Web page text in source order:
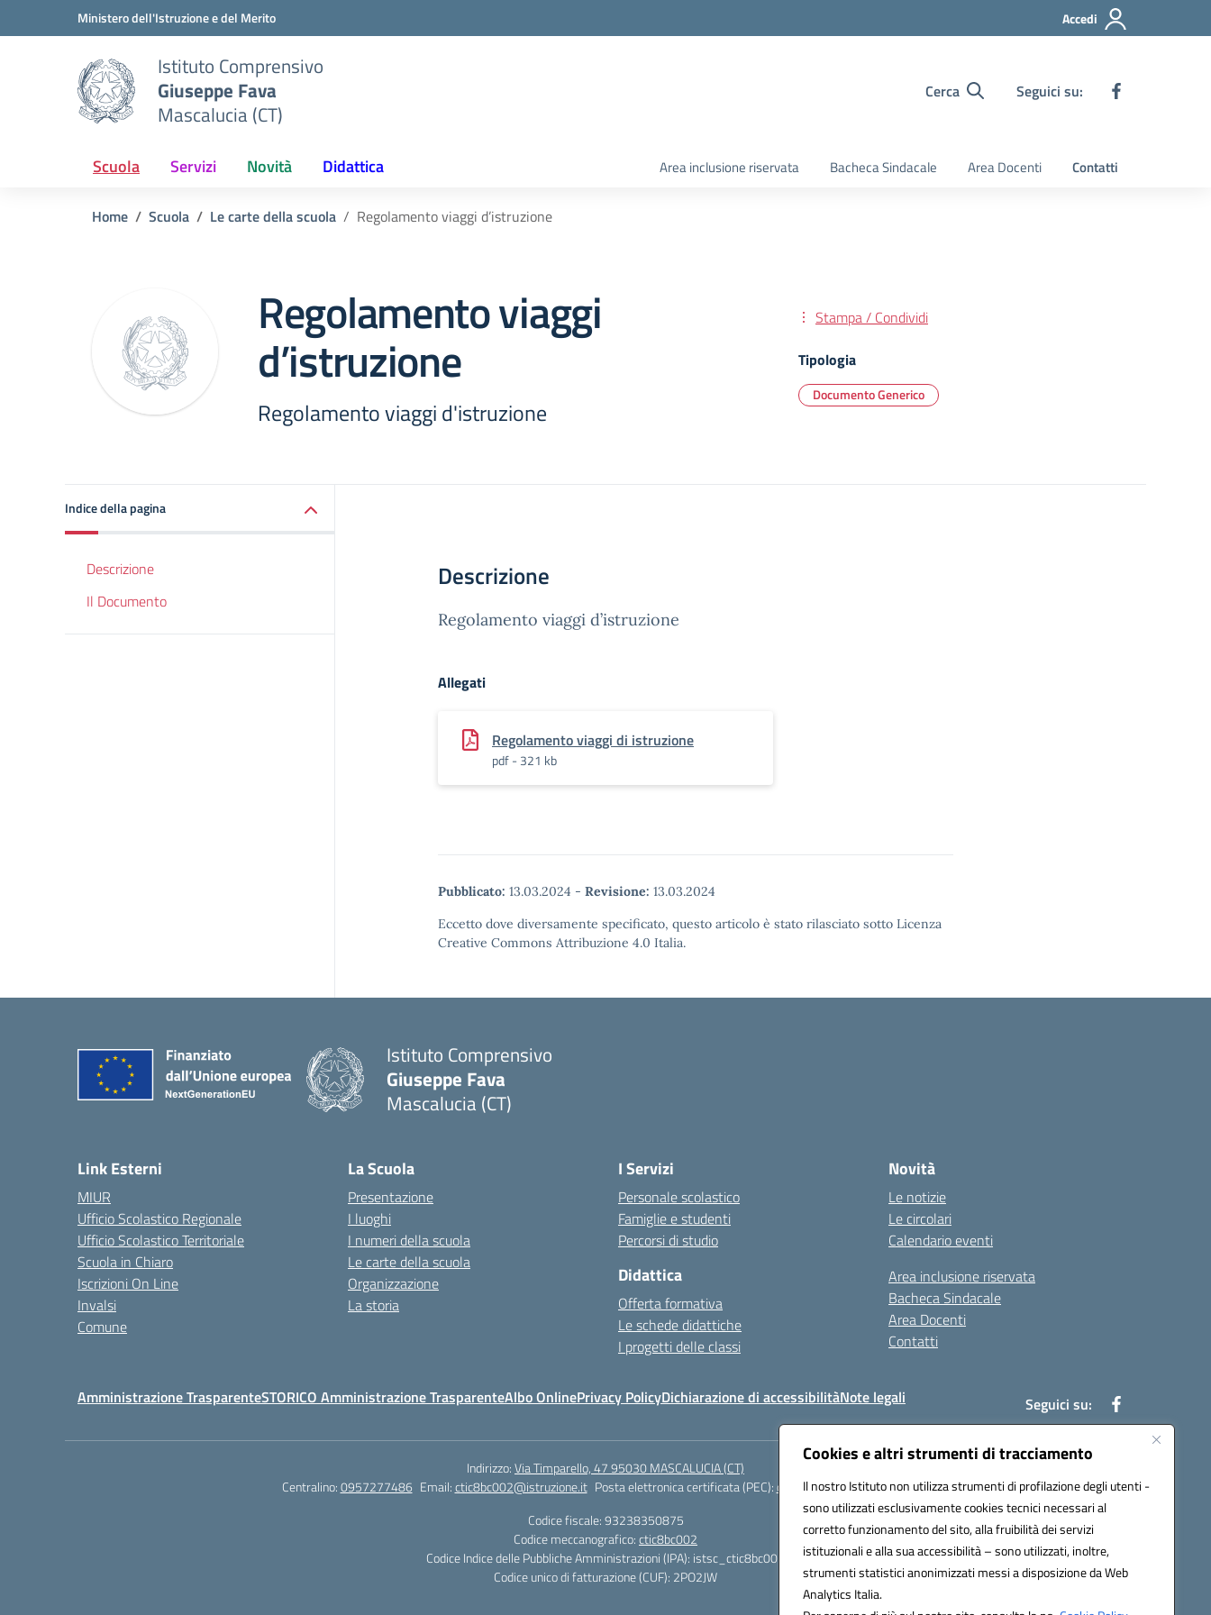
Cookies e altri strumenti di tracciamento
Il nostro Istituto non utilizza strumenti di profilazione degli utenti -
sono utilizzati esclusivamente cookies tecnici necessari al
corretto funzionamento del sito, alla fruibilità dei servizi
istituzionali e alla sua accessibilità – sono utilizzati, inoltre,
strumenti statistici anonimizzati messi a disposizione da Web
Analytics Italia.
Vai ai contenuti
Vai al menu di navigazioneMinistero dell'Istruzione e del Merito Accedi
Istituto Comprensivo
Giuseppe Fava
Mascalucia (CT)
Cerca Seguici su:
Scuola Servizi Novità Didattica Area inclusione riservata Bacheca Sindacale Area Docenti Contatti
Home Scuola Le carte della scuola Regolamento viaggi d’istruzione
Regolamento viaggi
d’istruzione
Regolamento viaggi d'istruzione
Stampa / Condividi
Tipologia
Documento Generico
Indice della pagina
Descrizione
Il Documento
Descrizione
Regolamento viaggi d’istruzione
Allegati
Regolamento viaggi di istruzione
pdf - 321 kb
Pubblicato: 13.03.2024 - Revisione: 13.03.2024
Eccetto dove diversamente specificato, questo articolo è stato rilasciato sotto Licenza
Creative Commons Attribuzione 4.0 Italia.
Istituto Comprensivo
Giuseppe Fava
Mascalucia (CT)
Link Esterni
MIUR
Ufficio Scolastico Regionale
Ufficio Scolastico Territoriale
Scuola in Chiaro
Iscrizioni On Line
Invalsi
Comune
La Scuola
Presentazione
I luoghi
I numeri della scuola
Le carte della scuola
Organizzazione
La storia
I Servizi
Personale scolastico
Famiglie e studenti
Percorsi di studio
Didattica
Offerta formativa
Le schede didattiche
I progetti delle classi
Novità
Le notizie
Le circolari
Calendario eventi
Area inclusione riservata
Bacheca Sindacale
Area Docenti
Contatti
Amministrazione TrasparenteSTORICO Amministrazione TrasparenteAlbo OnlinePrivacy PolicyDichiarazione di accessibilitàNote legali Seguici su:
Indirizzo:Via Timparello, 47 95030 MASCALUCIA (CT)
Centralino:0957277486 Email:ctic8bc002@istruzione.it Posta elettronica certificata (PEC):ctic8bc002@pec.istruzione.it
Codice fiscale: 93238350875
Codice meccanografico:ctic8bc002
Codice Indice delle Pubbliche Amministrazioni (IPA): istsc_ctic8bc002
Codice unico di fatturazione (CUF): 2PO2JW